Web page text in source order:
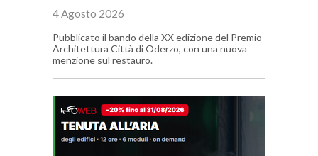
4 Agosto 2026
Pubblicato il bando della XX edizione del Premio
Architettura Città di Oderzo, con una nuova
menzione sul restauro.